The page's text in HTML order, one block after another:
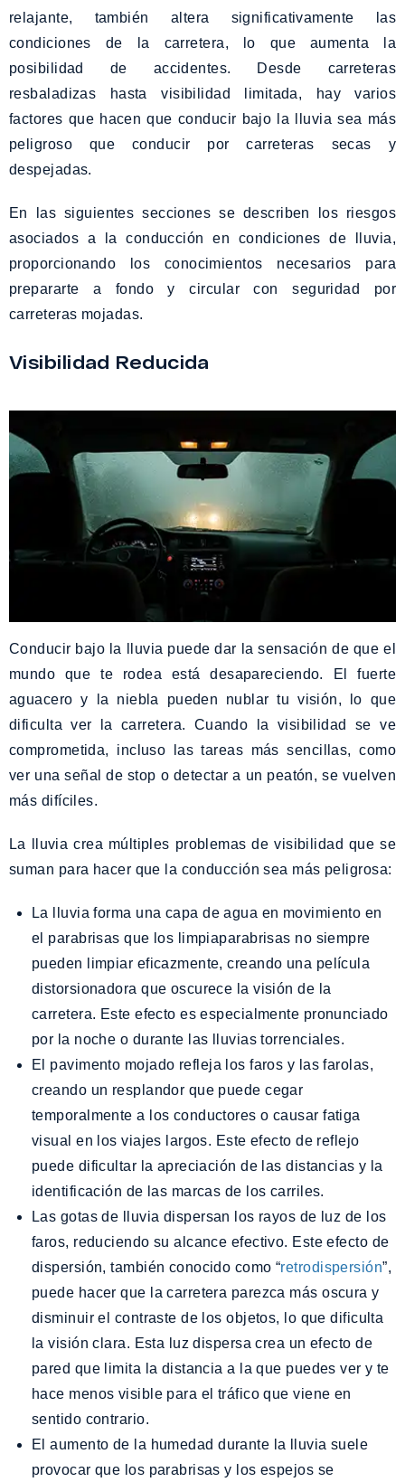
relajante, también altera significativamente las
condiciones de la carretera, lo que aumenta la
posibilidad de accidentes. Desde carreteras
resbaladizas hasta visibilidad limitada, hay varios
factores que hacen que conducir bajo la lluvia sea más
peligroso que conducir por carreteras secas y
despejadas.
En las siguientes secciones se describen los riesgos
asociados a la conducción en condiciones de lluvia,
proporcionando los conocimientos necesarios para
prepararte a fondo y circular con seguridad por
carreteras mojadas.
Visibilidad Reducida
Conducir bajo la lluvia puede dar la sensación de que el
mundo que te rodea está desapareciendo. El fuerte
aguacero y la niebla pueden nublar tu visión, lo que
dificulta ver la carretera. Cuando la visibilidad se ve
comprometida, incluso las tareas más sencillas, como
ver una señal de stop o detectar a un peatón, se vuelven
más difíciles.
La lluvia crea múltiples problemas de visibilidad que se
suman para hacer que la conducción sea más peligrosa:
La lluvia forma una capa de agua en movimiento en
el parabrisas que los limpiaparabrisas no siempre
pueden limpiar eficazmente, creando una película
distorsionadora que oscurece la visión de la
carretera. Este efecto es especialmente pronunciado
por la noche o durante las lluvias torrenciales.
El pavimento mojado refleja los faros y las farolas,
creando un resplandor que puede cegar
temporalmente a los conductores o causar fatiga
visual en los viajes largos. Este efecto de reflejo
puede dificultar la apreciación de las distancias y la
identificación de las marcas de los carriles.
Las gotas de lluvia dispersan los rayos de luz de los
faros, reduciendo su alcance efectivo. Este efecto de
dispersión, también conocido como “retrodispersión”,
puede hacer que la carretera parezca más oscura y
disminuir el contraste de los objetos, lo que dificulta
la visión clara. Esta luz dispersa crea un efecto de
pared que limita la distancia a la que puedes ver y te
hace menos visible para el tráfico que viene en
sentido contrario.
El aumento de la humedad durante la lluvia suele
provocar que los parabrisas y los espejos se